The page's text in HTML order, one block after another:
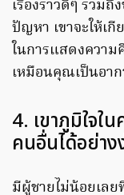
เรื่องราวดีๆ รวม
ปัญหา เขาจะให้เ
ในการแสดงความ
เหมือนคุณเป็นอา
4. เขาภูมิใจใ
คนอื่นได้อย่าง
มีผู้ชายไม่น้อยเลย